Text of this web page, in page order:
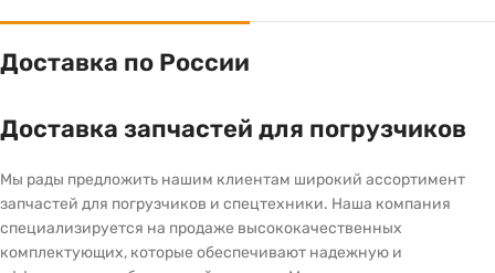
Доставка по России
Доставка запчастей для погрузчиков
Мы рады предложить нашим клиентам широкий ассортимент
запчастей для погрузчиков и спецтехники. Наша компания
специализируется на продаже высококачественных
комплектующих, которые обеспечивают надежную и